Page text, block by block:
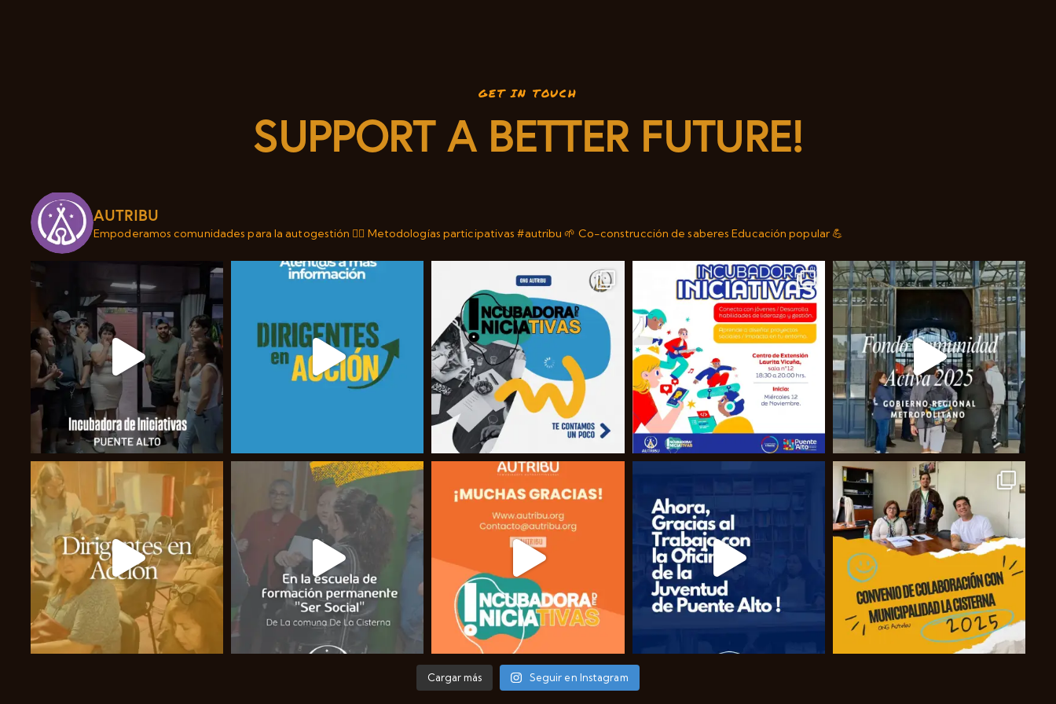
GET IN TOUCH
SUPPORT A BETTER FUTURE!
AUTRIBU
Empoderamos comunidades para la autogestión ✊🏼 Metodologías participativas #autribu 🌱 Co-construcción de saberes Educación popular 💪
Cargar más Seguir en Instagram